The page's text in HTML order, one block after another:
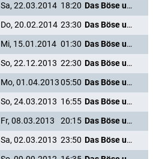
Sa, 22.03.2014 18:20
Das Böse unter der Sonne
Do, 20.02.2014 23:30
Das Böse unter der Sonne
Mi, 15.01.2014 01:30
Das Böse unter der Sonne
So, 22.12.2013 22:30
Das Böse unter der Sonne
Mo, 01.04.201305:50
Das Böse unter der Sonne
So, 24.03.2013 16:55
Das Böse unter der Sonne
Fr, 08.03.2013 20:15
Das Böse unter der Sonne
Sa, 02.03.2013 23:50
Das Böse unter der Sonne